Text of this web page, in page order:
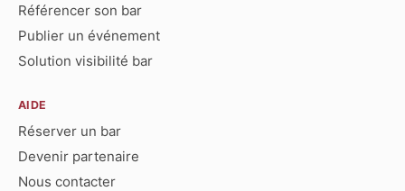
Référencer son bar
Publier un événement
Solution visibilité bar
AIDE
Réserver un bar
Devenir partenaire
Nous contacter